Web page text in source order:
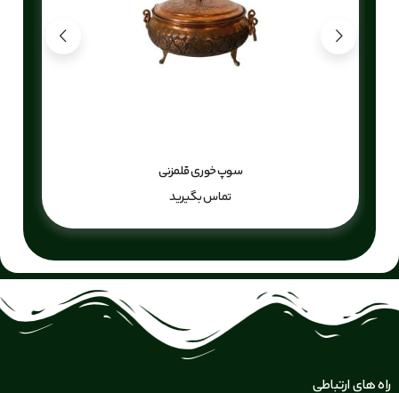
سوپ خوری قلمزنی
تماس بگیرید
راه های ارتباطی